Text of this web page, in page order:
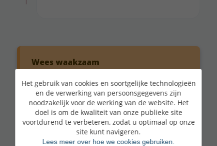
Wees waakzaam
Gebruik bij voorkeur de LuxTrust Mobile-
app, die meer informatie verstrekt bij het
goedkeuren van transacties. Wees extra
alert op dringende of alarmerende
Het gebruik van cookies en soortgelijke technologieën
en de verwerking van persoonsgegevens zijn
noodzakelijk voor de werking van de website. Het
doel is om de kwaliteit van onze publieke site
voortdurend te verbeteren, zodat u optimaal op onze
site kunt navigeren.
Lees meer over hoe we cookies gebruiken.